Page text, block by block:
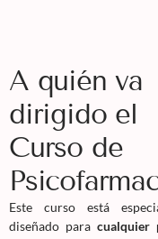
A quién va
dirigido el
Curso de
Este curso está
diseñado para cualquier